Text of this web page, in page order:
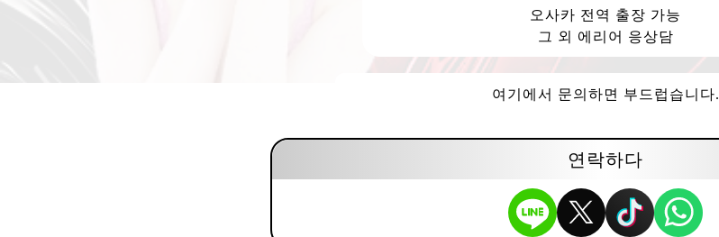
오사카 전역 출장 가능
그 외 에리어 응상담
연락하다
여기에서 문의하면 부드럽습니다.